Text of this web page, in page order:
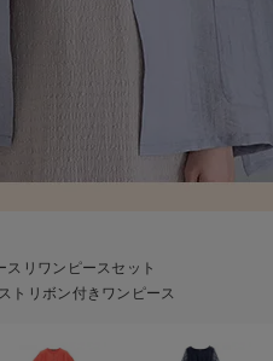
リワンピースセット
トリボン付きワンピース